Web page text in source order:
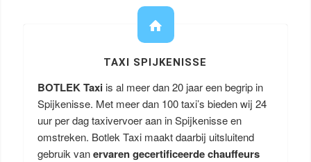
TAXI SPIJKENISSE
BOTLEK Taxi is al meer dan 20 jaar een begrip in
Spijkenisse. Met meer dan 100 taxi’s bieden wij 24
uur per dag taxivervoer aan in Spijkenisse en
omstreken. Botlek Taxi maakt daarbij uitsluitend
gebruik vanervaren gecertificeerde chauffeurs